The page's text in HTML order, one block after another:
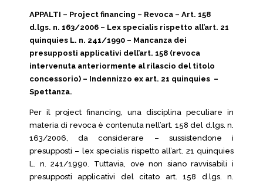
APPALTI – Project financing – Revoca – Art. 158
d.lgs. n. 163/2006 – Lex specialis rispetto all’art. 21
quinquies L. n. 241/1990 – Mancanza dei
presupposti applicativi dell’art. 158 (revoca
intervenuta anteriormente al rilascio del titolo
concessorio) – Indennizzo ex art. 21 quinquies –
Spettanza.
Per il project financing, una disciplina peculiare in
materia di revoca è contenuta nell’art. 158 del d.lgs. n.
163/2006, da considerare – sussistendone i
presupposti – lex specialis rispetto all’art. 21 quinquies
L. n. 241/1990. Tuttavia, ove non siano ravvisabili i
presupposti applicativi del citato art. 158 d.lgs. n.